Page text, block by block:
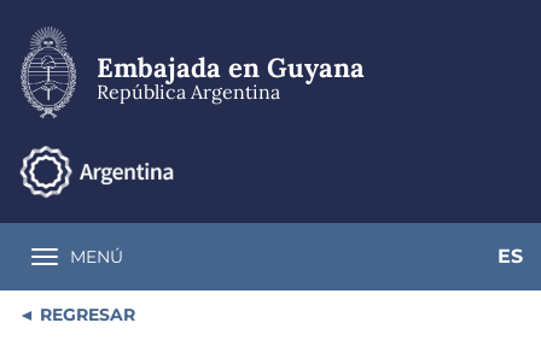
contenido
principal
Embajada en Guyana
República Argentina
Toggle navigation
MENÚ ES
REGRESAR